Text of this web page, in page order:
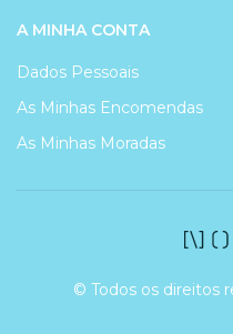
A MINHA CONTA
Dados Pessoais
As Minhas Encomendas
As Minhas Moradas
© Todos os direitos